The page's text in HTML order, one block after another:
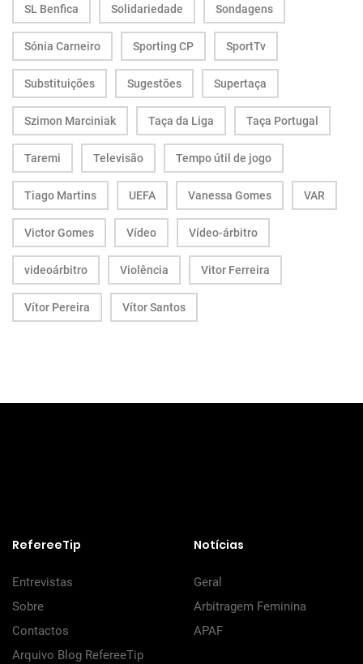
SL Benfica Solidariedade Sondagens
Sónia Carneiro Sporting CP SportTv
Substituições Sugestões Supertaça
Szimon Marciniak Taça da Liga Taça Portugal
Taremi Televisão Tempo útil de jogo
Tiago Martins UEFA Vanessa Gomes VAR
Victor Gomes Vídeo Vídeo-árbitro
videoárbitro Violência Vitor Ferreira
Vítor Pereira Vítor Santos
RefereeTip
Entrevistas
Sobre
Contactos
Arquivo Blog RefereeTip
Notícias
Geral
Arbitragem Feminina
APAF